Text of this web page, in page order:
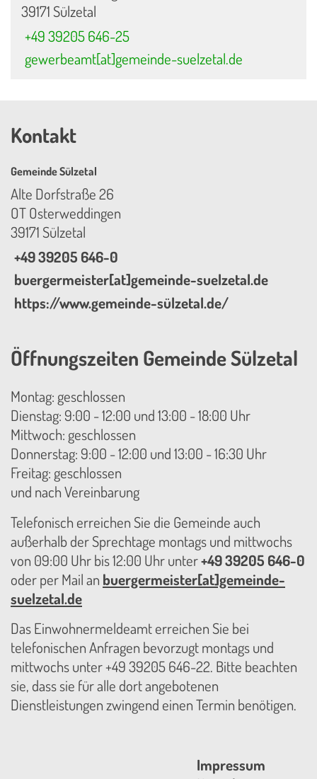
39171 Sülzetal
+49 39205 646-25
gewerbeamt[at]gemeinde-suelzetal.de
Kontakt
Gemeinde Sülzetal
Alte Dorfstraße 26
OT Osterweddingen
39171 Sülzetal
+49 39205 646-0
buergermeister[at]gemeinde-suelzetal.de
https://www.gemeinde-sülzetal.de/
Öffnungszeiten Gemeinde Sülzetal
Montag: geschlossen
Dienstag: 9:00 - 12:00 und 13:00 - 18:00 Uhr
Mittwoch: geschlossen
Donnerstag: 9:00 - 12:00 und 13:00 - 16:30 Uhr
Freitag: geschlossen
und nach Vereinbarung
Telefonisch erreichen Sie die Gemeinde auch
außerhalb der Sprechtage montags und mittwochs
von 09:00 Uhr bis 12:00 Uhr unter+49 39205 646-0
oder per Mail an buergermeister[at]gemeinde-
suelzetal.de
Das Einwohnermeldeamt erreichen Sie bei
telefonischen Anfragen bevorzugt montags und
mittwochs unter +49 39205 646-22. Bitte beachten
sie, dass sie für alle dort angebotenen
Dienstleistungen zwingend einen Termin benötigen.
Impressum